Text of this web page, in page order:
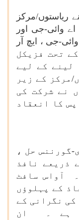
ریاستوں/مرکز
وائی-جی اور
جی ، ایچ آر
+ 2024 سروے کے تحت فزیکل
لینے کے لیے
مرکز کے زیر
نے شرکت کی
کا انعقاد
گورننس حل ،
ذریعے نافذ
آواس سافٹ
کے پہلوؤں
نگرانی کے
ہے ۔ ان